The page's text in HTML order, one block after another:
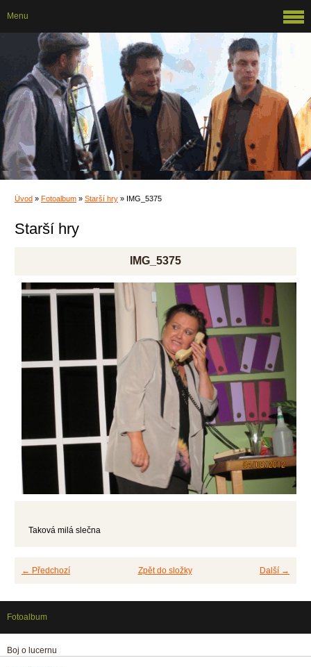
Úvod » Fotoalbum » Starší hry » IMG_5375
Starší hry
IMG_5375
Taková milá slečna
← Předchozí Další →
Zpět do složky
Menu
Fotoalbum
Boj o lucernu